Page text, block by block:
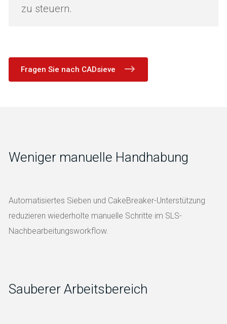
zu steuern.
Fragen Sie nach CADsieve
Weniger manuelle Handhabung
Automatisiertes Sieben und CakeBreaker-Unterstützung
reduzieren wiederholte manuelle Schritte im SLS-
Nachbearbeitungsworkflow.
Sauberer Arbeitsbereich